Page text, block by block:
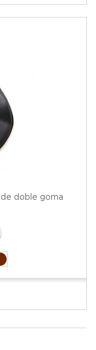
doble goma